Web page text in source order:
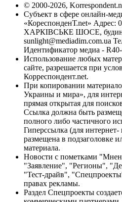
© 2000-2026,
Субъект в сфере онлайн-
«КореспонденТ.net» Адрес:
ХАРКІВСЬКЕ ШОСЕ,
sunlight@mediadim.com.ua
Идентификатор медиа -
Использование любых
сайте, разрешается при
Корреспондент.net.
При копировании
Украины и мира», для
прямая открытая для
Ссылка должна быть
полного либо частичного
Гиперссылка (для
размещена в подзаголовке
материала.
Новости с пометками
"Заявление", "Регионы",
"Тест-драйв",
правах рекламы.
Раздел Спецпроекты